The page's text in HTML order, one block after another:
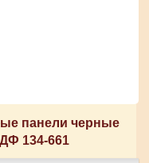
панели черные
134-661